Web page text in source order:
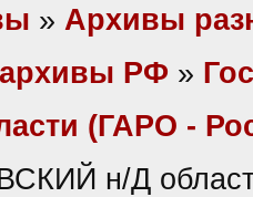
» Архивы
РФ »
(ГАРО -
н/Д